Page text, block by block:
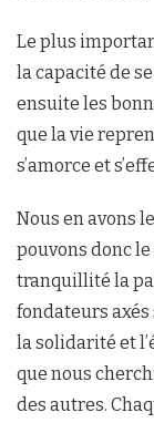
Le plus
la capacité de
ensuite les
que la vie
s’amorce et
Nous en avons
pouvons donc
tranquillité la
fondateurs
la solidarité et
que nous
des autres.